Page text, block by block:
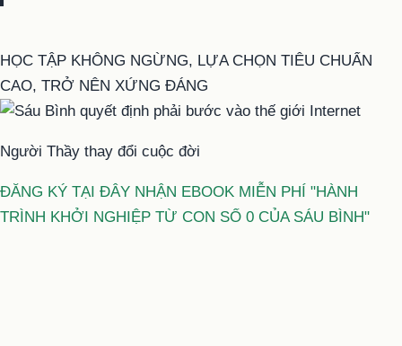
HỌC TẬP KHÔNG NGỪNG, LỰA CHỌN TIÊU CHUẨN
CAO, TRỞ NÊN XỨNG ĐÁNG
Người Thầy thay đổi cuộc đời
ĐĂNG KÝ TẠI ĐÂY NHẬN EBOOK MIỄN PHÍ "HÀNH
TRÌNH KHỞI NGHIỆP TỪ CON SỐ 0 CỦA SÁU BÌNH"